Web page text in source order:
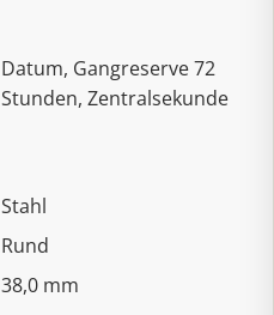
Datum, Gangreserve 72
Stunden, Zentralsekunde
Stahl
Rund
38,0 mm